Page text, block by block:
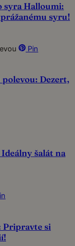
syra Halloumi:
syru!
Pin
Dezert,
šalát na
Pripravte si